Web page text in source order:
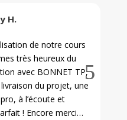
H.
de notre cours
très heureux du
avec BONNET TP,
du projet, une
à l’écoute et
! Encore merci…